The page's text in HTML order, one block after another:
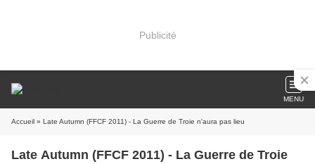
Publicité
MENU
Accueil » Late Autumn (FFCF 2011) - La Guerre de Troie n'aura pas lieu
Late Autumn (FFCF 2011) - La Guerre de Troie